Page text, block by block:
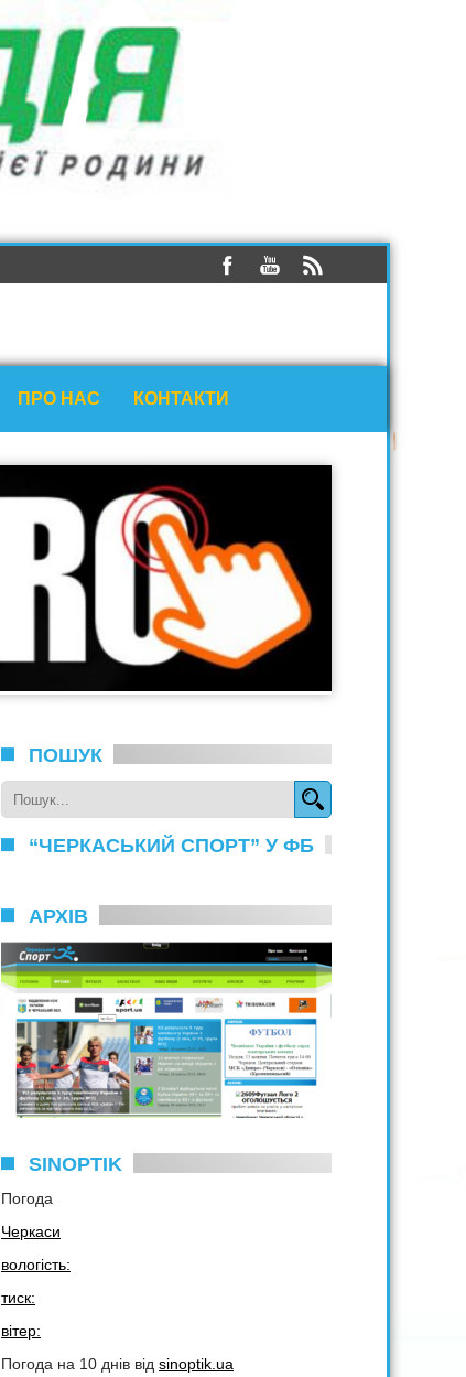
ПРО НАС КОНТАКТИ
ПОШУК
“ЧЕРКАСЬКИЙ СПОРТ” У ФБ
АРХІВ
SINOPTIK
Погода
Черкаси
вологість:
тиск:
вітер:
Погода на 10 днів від sinoptik.ua